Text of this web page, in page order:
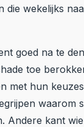
wekelijks
goed na te
toe
met hun
waarom
Andere kant